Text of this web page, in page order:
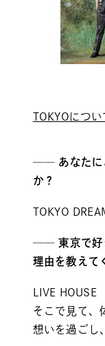
TOKYOについ
── あなたに
か？
TOKYO
── 東京で好
理由を教えて
LIVE HOUSE
そこで見て、
想いを過ごし